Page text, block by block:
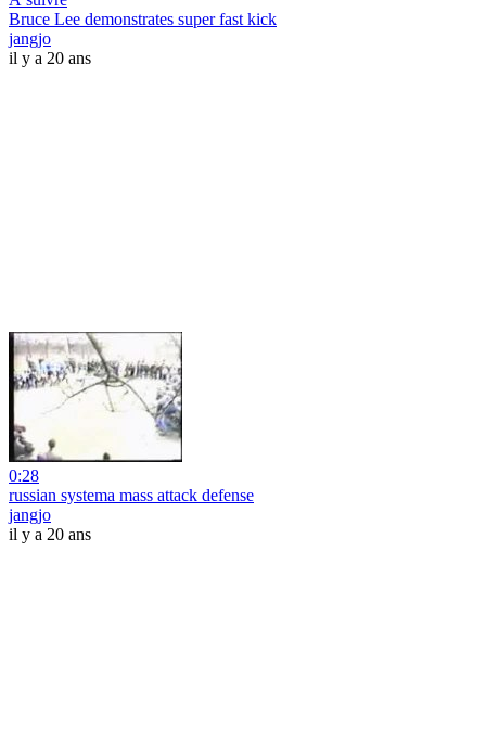
Bruce Lee demonstrates super fast kick
jangjo
il y a 20 ans
0:28
russian systema mass attack defense
jangjo
il y a 20 ans